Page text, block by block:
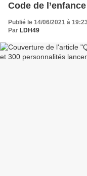
Code de l’enfance
Publié le 14/06/2021 à
Par LDH49